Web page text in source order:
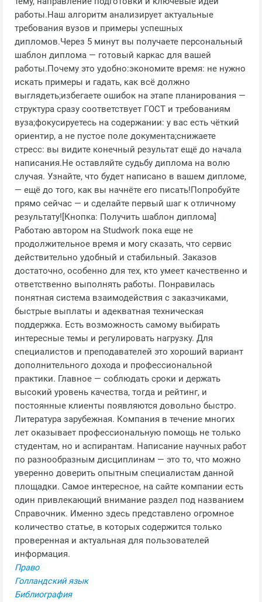
работы.Наш алгоритм анализирует актуальные
требования вузов и примеры успешных
дипломов.Через 5 минут вы получаете персональный
шаблон диплома — готовый каркас для вашей
работы.Почему это удобно:экономите время: не нужно
искать примеры и гадать, как всё должно
выглядеть;избегаете ошибок на этапе планирования —
структура сразу соответствует ГОСТ и требованиям
вуза;фокусируетесь на содержании: у вас есть чёткий
ориентир, а не пустое поле документа;снижаете
стресс: вы видите конечный результат ещё до начала
написания.Не оставляйте судьбу диплома на волю
случая. Узнайте, что будет написано в вашем дипломе,
— ещё до того, как вы начнёте его писать!Попробуйте
прямо сейчас — и сделайте первый шаг к отличному
результату![Кнопка: Получить шаблон диплома]
Работаю автором на Studwork пока еще не
продолжительное время и могу сказать, что сервис
действительно удобный и стабильный. Заказов
достаточно, особенно для тех, кто умеет качественно и
ответственно выполнять работы. Понравилась
понятная система взаимодействия с заказчиками,
быстрые выплаты и адекватная техническая
поддержка. Есть возможность самому выбирать
интересные темы и регулировать нагрузку. Для
специалистов и преподавателей это хороший вариант
дополнительного дохода и профессиональной
практики. Главное — соблюдать сроки и держать
высокий уровень качества, тогда и рейтинг, и
постоянные клиенты появляются довольно быстро.
Литература зарубежная. Компания в течение многих
лет оказывает профессиональную помощь не только
студентам, но и аспирантам. Написание научных работ
по разнообразным дисциплинам — это то, что можно
уверенно доверить опытным специалистам данной
площадки. Самое интересное, на сайте компании есть
один привлекающий внимание раздел под названием
Справочник. Именно здесь представлено огромное
количество статье, в которых содержится только
проверенная и актуальная для пользователей
информация.
Право
Голландский язык
Библиография